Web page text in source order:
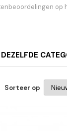
op
Sorteer op